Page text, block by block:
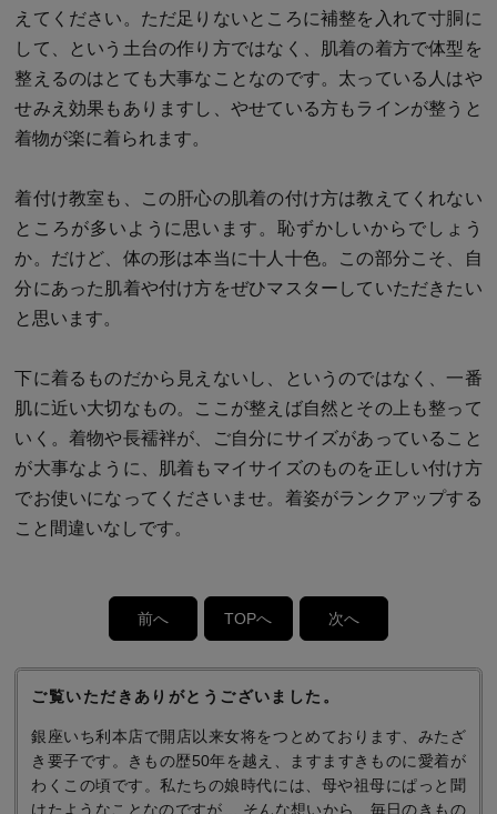
えてください。ただ足りないところに補整を入れて寸胴に
して、という土台の作り方ではなく、肌着の着方で体型を
整えるのはとても大事なことなのです。太っている人はや
せみえ効果もありますし、やせている方もラインが整うと
着物が楽に着られます。
着付け教室も、この肝心の肌着の付け方は教えてくれない
ところが多いように思います。恥ずかしいからでしょう
か。だけど、体の形は本当に十人十色。この部分こそ、自
分にあった肌着や付け方をぜひマスターしていただきたい
と思います。
下に着るものだから見えないし、というのではなく、一番
肌に近い大切なもの。ここが整えば自然とその上も整って
いく。着物や長襦袢が、ご自分にサイズがあっていること
が大事なように、肌着もマイサイズのものを正しい付け方
でお使いになってくださいませ。着姿がランクアップする
こと間違いなしです。
前へ TOPへ 次へ
ご覧いただきありがとうございました。
銀座いち利本店で開店以来女将をつとめております、みたざ
き要子です。きもの歴50年を越え、ますますきものに愛着が
わくこの頃です。私たちの娘時代には、母や祖母にぱっと聞
けたようなことなのですが… そんな想いから、毎日のきもの